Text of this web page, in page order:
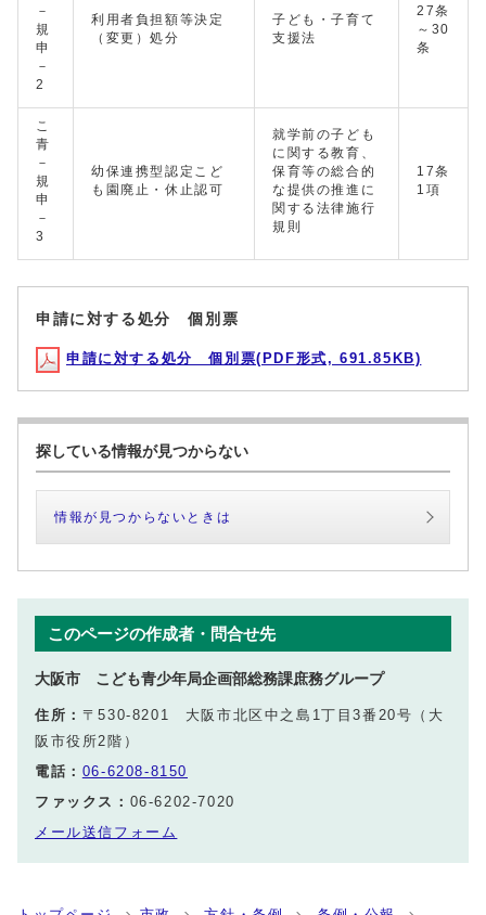
－
規
申
－
2
利用者負担額等決定
（変更）処分
子ども・子育て
支援法
27条
～30
条
こ
青
－
規
申
－
3
幼保連携型認定こど
も園廃止・休止認可
就学前の子ども
に関する教育、
保育等の総合的
な提供の推進に
関する法律施行
規則
17条
1項
申請に対する処分 個別票
申請に対する処分 個別票(PDF形式, 691.85KB)
探している情報が見つからない
情報が見つからないときは
このページの作成者・問合せ先
大阪市 こども青少年局企画部総務課庶務グループ
住所： 〒530-8201 大阪市北区中之島1丁目3番20号（大
阪市役所2階）
電話： 06-6208-8150
ファックス： 06-6202-7020
メール送信フォーム